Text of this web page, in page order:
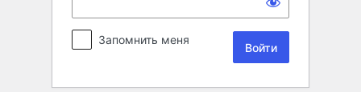
Запомнить меня